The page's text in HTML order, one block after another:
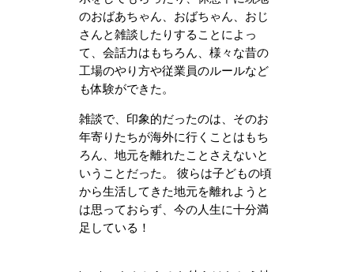
のおばあちゃん、おばちゃん、おじ
さんと雑談したりすることによっ
て、会話力はもちろん、様々な昔の
工場のやり方や従業員のルールなど
も体験ができた。
雑談で、印象的だったのは、そのお
年寄りたちが海外に行くことはもち
ろん、地元を離れたことさえないと
いうことだった。 彼らは子どもの頃
から生活してきた地元を離れようと
は思っておらず、今の人生に十分満
足している！